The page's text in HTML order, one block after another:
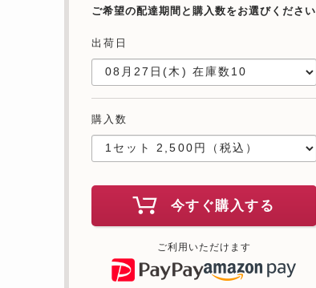
ご希望の配達期間と購入数をお選びください
出荷日
購入数
今すぐ購入する
ご利用いただけます